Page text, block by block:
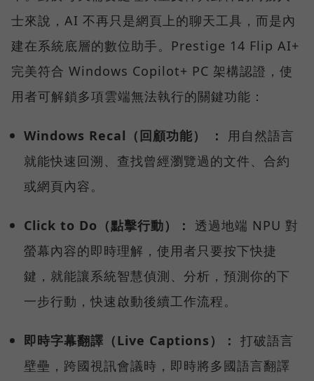
士來說，AI 不再只是網頁上的聊天工具，而是內
建在系統底層的數位助手。Prestige 14 Flip AI+
完美符合 Windows Copilot+ PC 架構認證，使
用者可解鎖多項雲端無法執行的關鍵功能：
Windows Recal（回顧功能） ：
用自然語言
就能快速回溯、查找曾經瀏覽過的文件、合約
或網頁內容。
Click to Do（點擊行動）： 透過地端 NPU 對
螢幕內容的即時理解，使用者只要按下快捷
鍵，就能讓系統智慧偵測、分析，預測你的下
一步行動，快速啟動後續工作流程。
即時字幕翻譯（Live Captions）： 打破語言
壁壘，跨國視訊會議時，即時將多國語言翻譯